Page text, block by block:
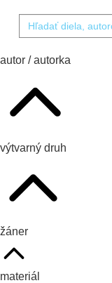
autor / autorka
výtvarný druh
žáner
materiál